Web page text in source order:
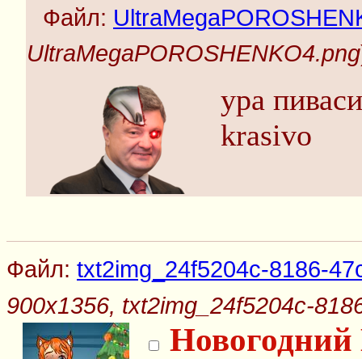
Файл:
UltraMegaPOROSHENKO4.png
ура
krasivo
Файл: txt2img_24f5204c-8186-
900x1356, txt2img_24f5204c-